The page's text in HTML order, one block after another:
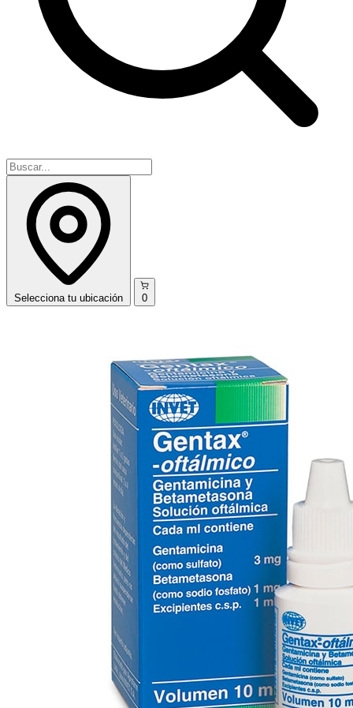
Selecciona tu ubicación 0